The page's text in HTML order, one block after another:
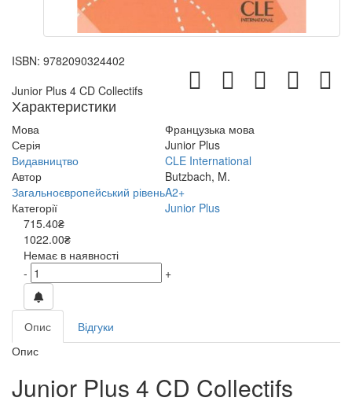
ISBN: 9782090324402
Junior Plus 4 CD Collectifs
Характеристики
Мова
Французька мова
Серія
Junior Plus
Видавництво
CLE International
Автор
Butzbach, M.
Загальноєвропейський рівеньA2+
Категорії
Junior Plus
715.40₴
1022.00₴
Немає в наявності
-
+
Опис
Відгуки
Опис
Junior Plus 4 CD Collectifs